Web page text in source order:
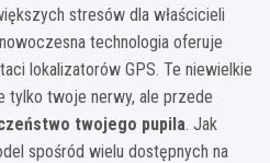
stresów dla właścicieli
technologia oferuje
lokalizatorów GPS. Te niewielkie
tylko twoje nerwy, ale przede
twojego pupila. Jak
spośród wielu dostępnych na